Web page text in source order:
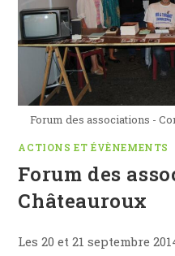
Forum des associations -
ACTIONS ET ÉVÈNEMENTS
Forum des
Châteauroux
Les 20 et 21 septembre